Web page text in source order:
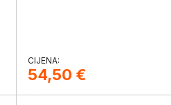
54,50 €